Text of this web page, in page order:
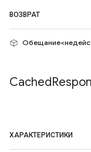
ВОЗВРАТ
Cached
ХАРАКТЕРИСТИКИ